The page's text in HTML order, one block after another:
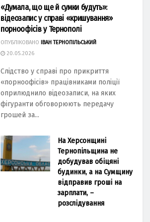
«Думала, що ще й сумки будуть»:
відеозапис у справі «кришування»
порноофісів у Тернополі
ОПУБЛІКОВАНО
ІВАН ТЕРНОПІЛЬСЬКИЙ
20.05.2026
Слідство у справі про прикриття
«порноофісів» працівниками поліції
оприлюднило відеозаписи, на яких
фігуранти обговорюють передачу
грошей за...
На Херсонщині
Тернопільщина не
добудував обіцяні
будинки, а на Сумщину
відправив гроші на
зарплати, –
розслідування